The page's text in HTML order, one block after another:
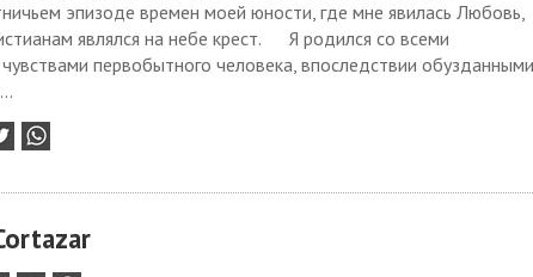
эпизоде времен моей юности, где мне явилась Любовь,
являлся на небе крест. Я родился со всеми
первобытного человека, впоследствии